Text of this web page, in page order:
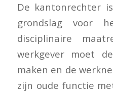
De kantonrechter
grondslag voor
disciplinaire
werkgever moet
maken en de
zijn oude functie